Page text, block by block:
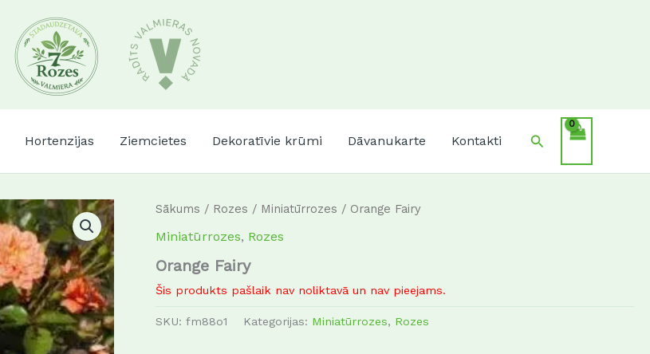
Hortenzijas Ziemcietes Dekoratīvie krūmi Dāvanukarte Kontakti Search
Sākums / Rozes / Miniatūrrozes / Orange Fairy
Miniatūrrozes, Rozes
Orange Fairy
Šis produkts pašlaik nav noliktavā un nav pieejams.
SKU:fm88o1 Kategorijas: Miniatūrrozes, Rozes